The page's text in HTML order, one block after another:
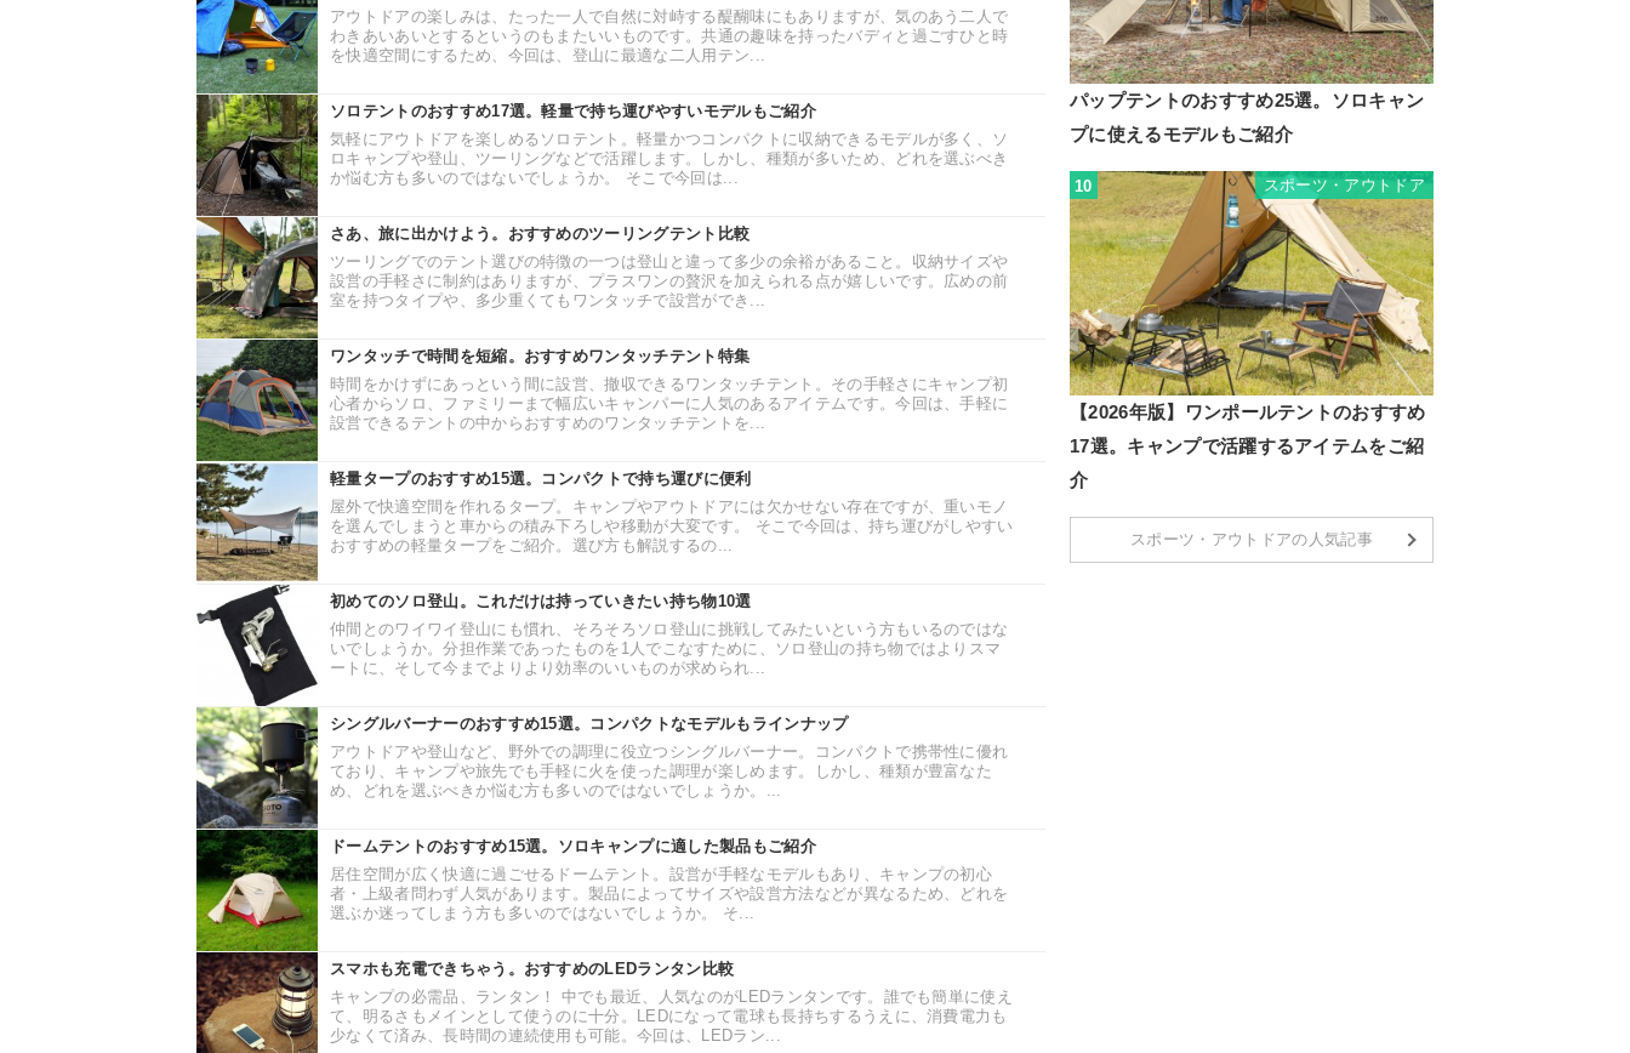
アウトドアの楽しみは、たった一人で自然に対峙する醍醐味にもありますが、気のあう二人で
わきあいあいとするというのもまたいいものです。共通の趣味を持ったバディと過ごすひと時
を快適空間にするため、今回は、登山に最適な二人用テン...
ソロテントのおすすめ17選。軽量で持ち運びやすいモデルもご紹介
気軽にアウトドアを楽しめるソロテント。軽量かつコンパクトに収納できるモデルが多く、ソ
ロキャンプや登山、ツーリングなどで活躍します。しかし、種類が多いため、どれを選ぶべき
か悩む方も多いのではないでしょうか。 そこで今回は...
さあ、旅に出かけよう。おすすめのツーリングテント比較
ツーリングでのテント選びの特徴の一つは登山と違って多少の余裕があること。収納サイズや
設営の手軽さに制約はありますが、プラスワンの贅沢を加えられる点が嬉しいです。広めの前
室を持つタイプや、多少重くてもワンタッチで設営ができ...
ワンタッチで時間を短縮。おすすめワンタッチテント特集
時間をかけずにあっという間に設営、撤収できるワンタッチテント。その手軽さにキャンプ初
心者からソロ、ファミリーまで幅広いキャンパーに人気のあるアイテムです。今回は、手軽に
設営できるテントの中からおすすめのワンタッチテントを...
軽量タープのおすすめ15選。コンパクトで持ち運びに便利
屋外で快適空間を作れるタープ。キャンプやアウトドアには欠かせない存在ですが、重いモノ
を選んでしまうと車からの積み下ろしや移動が大変です。 そこで今回は、持ち運びがしやすい
おすすめの軽量タープをご紹介。選び方も解説するの...
初めてのソロ登山。これだけは持っていきたい持ち物10選
仲間とのワイワイ登山にも慣れ、そろそろソロ登山に挑戦してみたいという方もいるのではな
いでしょうか。分担作業であったものを1人でこなすために、ソロ登山の持ち物ではよりスマ
ートに、そして今までよりより効率のいいものが求められ...
シングルバーナーのおすすめ15選。コンパクトなモデルもラインナップ
アウトドアや登山など、野外での調理に役立つシングルバーナー。コンパクトで携帯性に優れ
ており、キャンプや旅先でも手軽に火を使った調理が楽しめます。しかし、種類が豊富なた
め、どれを選ぶべきか悩む方も多いのではないでしょうか。...
ドームテントのおすすめ15選。ソロキャンプに適した製品もご紹介
居住空間が広く快適に過ごせるドームテント。設営が手軽なモデルもあり、キャンプの初心
者・上級者問わず人気があります。製品によってサイズや設営方法などが異なるため、どれを
選ぶか迷ってしまう方も多いのではないでしょうか。 そ...
スマホも充電できちゃう。おすすめのLEDランタン比較
キャンプの必需品、ランタン！ 中でも最近、人気なのがLEDランタンです。誰でも簡単に使え
て、明るさもメインとして使うのに十分。LEDになって電球も長持ちするうえに、消費電力も
少なくて済み、長時間の連続使用も可能。今回は、LEDラン...
パップテントのおすすめ25選。ソロキャン
プに使えるモデルもご紹介
10 スポーツ・アウトドア
【2026年版】ワンポールテントのおすすめ
17選。キャンプで活躍するアイテムをご紹
介
スポーツ・アウトドアの人気記事